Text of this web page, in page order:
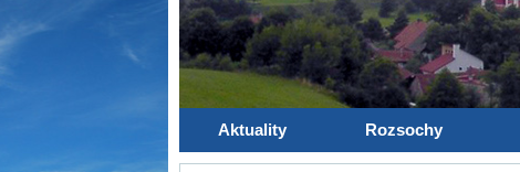
Aktuality Rozsochy